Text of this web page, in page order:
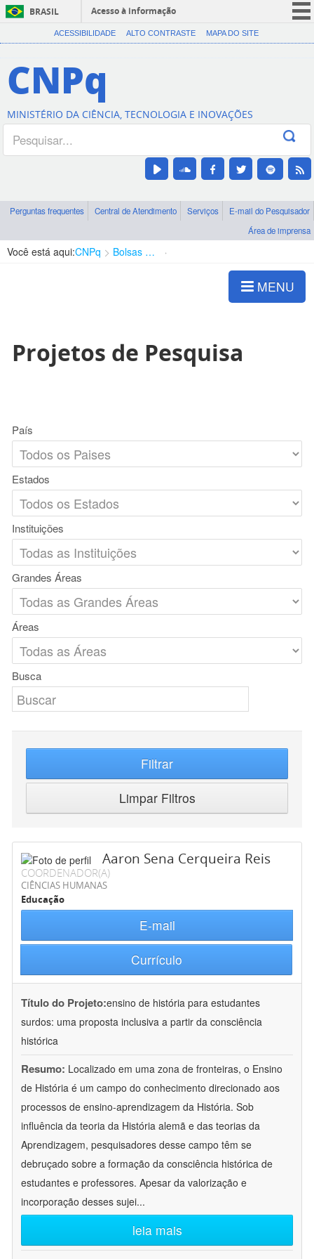
BRASIL
Acesso à informação
CORONAVÍRUS (COVID-19)
Canais
ACESSIBILIDADE ALTO CONTRASTE MAPA DO SITE
CNPq
MINISTÉRIO DA CIÊNCIA, TECNOLOGIA E INOVAÇÕES
Perguntas frequentes Central de Atendimento Serviços
E-mail do Pesquisador
Área de imprensa
Você está aqui:CNPq Bolsas e Auxílios Vigentes
MENU
Projetos de Pesquisa
País
Estados
Instituições
Grandes Áreas
Áreas
Busca
Filtrar
Limpar Filtros
Aaron Sena Cerqueira Reis
COORDENADOR(A)
CIÊNCIAS HUMANAS
Educação
E-mail
Currículo
Título do Projeto:ensino de história para estudantes
surdos: uma proposta inclusiva a partir da consciência
histórica
Resumo: Localizado em uma zona de fronteiras, o Ensino
de História é um campo do conhecimento direcionado aos
processos de ensino-aprendizagem da História. Sob
influência da teoria da História alemã e das teorias da
Aprendizagem, pesquisadores desse campo têm se
debruçado sobre a formação da consciência histórica de
estudantes e professores. Apesar da valorização e
incorporação desses sujei...
leia mais